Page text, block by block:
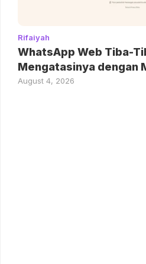
Rifaiyah
WhatsApp Web Tiba-
Mengatasinya dengan
August 4, 2026